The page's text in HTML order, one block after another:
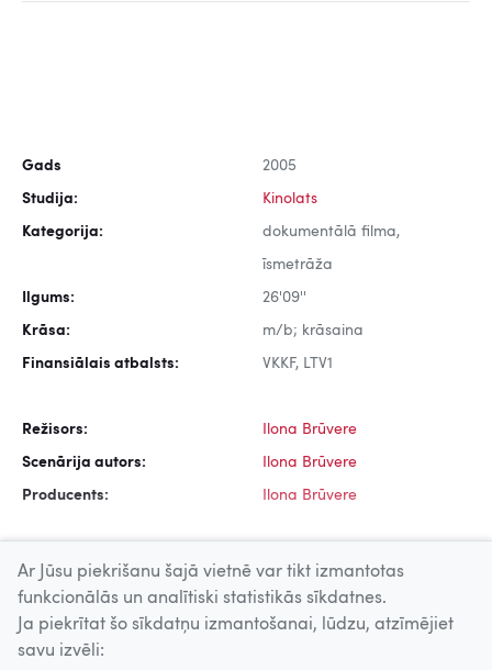
Gads 2005
Studija: Kinolats
Kategorija: dokumentālā filma,
īsmetrāža
Ilgums: 26'09''
Krāsa: m/b; krāsaina
Finansiālais atbalsts: VKKF, LTV1
Režisors: Ilona Brūvere
Scenārija autors: Ilona Brūvere
Producents: Ilona Brūvere
Uz augšu
Ar Jūsu piekrišanu šajā vietnē var tikt izmantotas
funkcionālās un analītiski statistikās sīkdatnes.
Ja piekrītat šo sīkdatņu izmantošanai, lūdzu, atzīmējiet
savu izvēli: